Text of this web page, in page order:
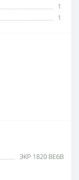
1
1
ЭКР 1820 BE6B